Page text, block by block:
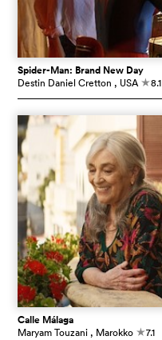
Spider-Man: Brand New Day
Destin Daniel Cretton , USA c8.1
Calle Málaga
Maryam Touzani , Marokko c7.1